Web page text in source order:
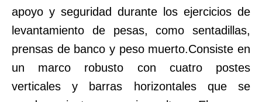
apoyo y seguridad durante los ejercicios de
levantamiento de pesas, como sentadillas,
prensas de banco y peso muerto.Consiste en
un marco robusto con cuatro postes
verticales y barras horizontales que se